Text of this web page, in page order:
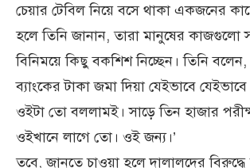
চেয়ার টেবিল নিয়ে বসে থাকা একজনের
হলে তিনি জানান, তারা মানুষের কাজগুলো
বিনিময়ে কিছু বকশিশ নিচ্ছেন। তিনি
ব্যাংকের টাকা জমা দিয়া যেইভাবে
ওইটা তো বললামই। সাড়ে তিন হাজার
ওইখানে লাগে তো। ওই জন্য।’
তবে, জানতে চাওয়া হলে দালালদের